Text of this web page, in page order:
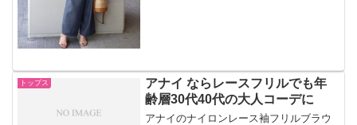
トップス
アナイ ならレースフリルでも年
齢層30代40代の大人コーデに
アナイのナイロンレース袖フリルブラウ